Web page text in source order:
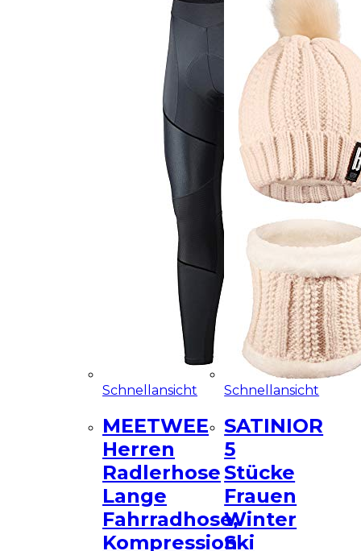
Schnellansicht
MEETWEE
Herren
Radlerhose
Lange
Fahrradhose,
Kompression
Schnellansicht
SATINIOR
5
Stücke
Frauen
Winter
Ski